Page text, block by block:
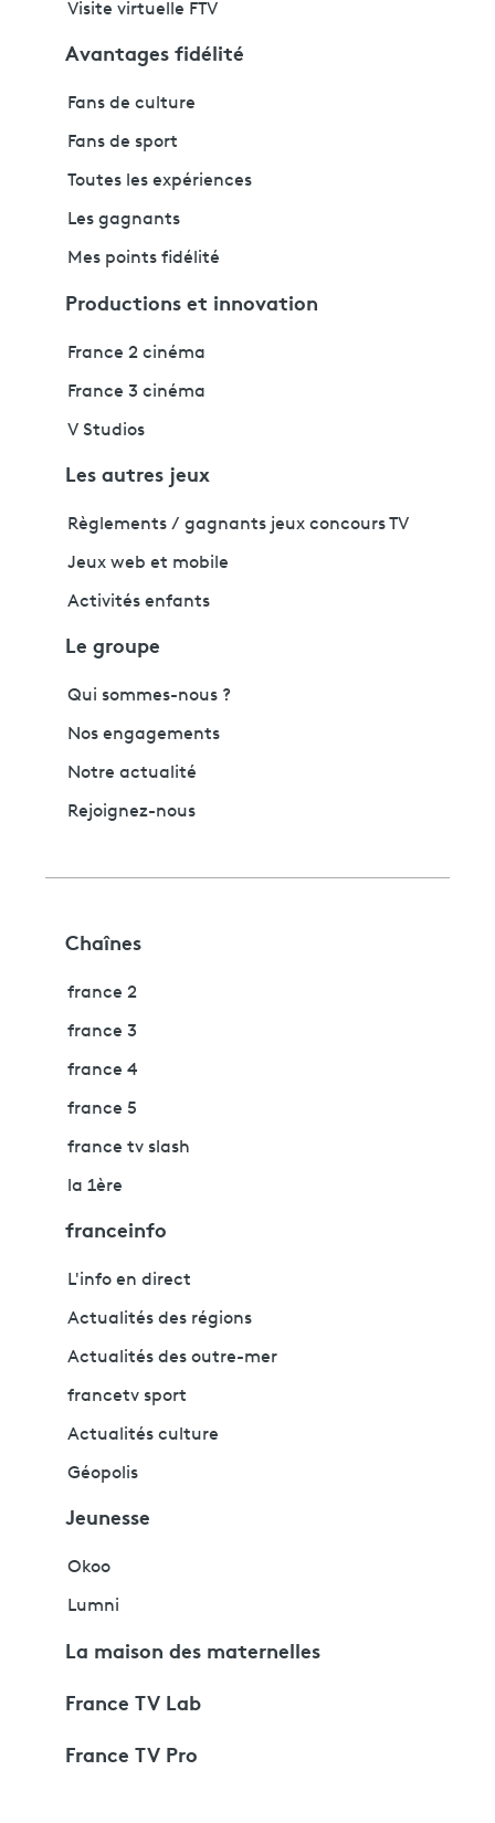
Visite virtuelle FTV
Avantages fidélité
Fans de culture
Fans de sport
Toutes les expériences
Les gagnants
Mes points fidélité
Productions et innovation
France 2 cinéma
France 3 cinéma
V Studios
Les autres jeux
Règlements / gagnants jeux concours TV
Jeux web et mobile
Activités enfants
Le groupe
Qui sommes-nous ?
Nos engagements
Notre actualité
Rejoignez-nous
Chaînes
france 2
france 3
france 4
france 5
france tv slash
la 1ère
franceinfo
L'info en direct
Actualités des régions
Actualités des outre-mer
francetv sport
Actualités culture
Géopolis
Jeunesse
Okoo
Lumni
La maison des maternelles
France TV Lab
France TV Pro